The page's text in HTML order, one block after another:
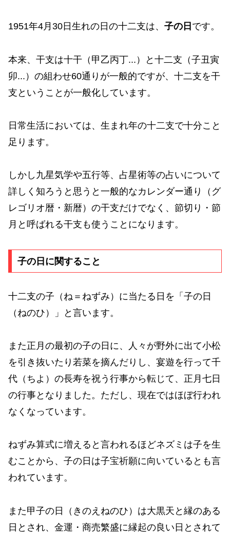
1951年4月30日生れの日の十二支は、 子の日 です。
本来、干支は十干（甲乙丙丁...）と十二支（子丑寅
卯...）の組わせ60通りが一般的ですが、十二支を干
支ということが一般化しています。
日常生活においては、生まれ年の十二支で十分こと
足ります。
しかし九星気学や五行等、占星術等の占いについて
詳しく知ろうと思うと一般的なカレンダー通り（グ
レゴリオ暦・新暦）の干支だけでなく、節切り・節
月と呼ばれる干支も使うことになります。
子の日に関すること
十二支の子（ね＝ねずみ）に当たる日を「子の日
（ねのひ）」と言います。
また正月の最初の子の日に、人々が野外に出て小松
を引き抜いたり若菜を摘んだりし、宴遊を行って千
代（ちよ）の長寿を祝う行事から転じて、正月七日
の行事となりました。ただし、現在ではほぼ行われ
なくなっています。
ねずみ算式に増えると言われるほどネズミは子を生
むことから、子の日は子宝祈願に向いているとも言
われています。
また甲子の日（きのえねのひ）は大黒天と縁のある
日とされ、金運・商売繁盛に縁起の良い日とされて